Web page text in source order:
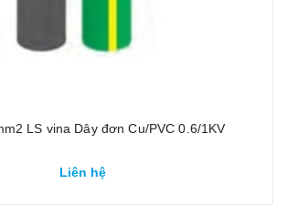
LS vina Dây đơn Cu/PVC 0.6/1KV
Liên hệ